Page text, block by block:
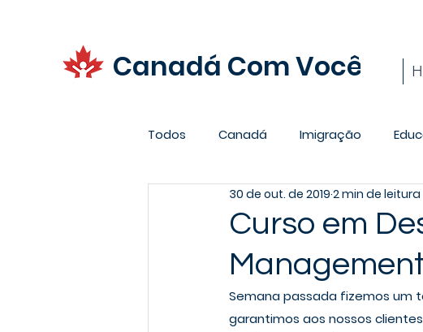
Canadá Com Você
Todos Canadá Imigração
Promoções Carreira Cotidiano
Curso em
30 de out. de 2019 2 min de leitura
Semana passada fizemos um
garantimos aos nossos